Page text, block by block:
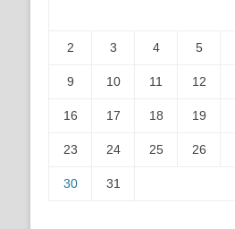
2 3 4 5
9 10 11 12
16 17 18 19
23 24 25 26
30 31